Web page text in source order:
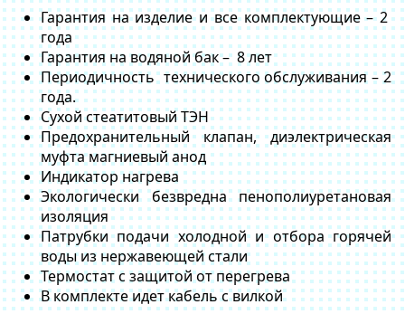
Гарантия на изделие и все комплектующие – 2
года
Гарантия на водяной бак – 8 лет
Периодичность технического обслуживания – 2
года.
Сухой стеатитовый ТЭН
Предохранительный клапан, диэлектрическая
муфта магниевый анод
Индикатор нагрева
Экологически безвредна пенополиуретановая
изоляция
Патрубки подачи холодной и отбора горячей
воды из нержавеющей стали
Термостат с защитой от перегрева
В комплекте идет кабель с вилкой